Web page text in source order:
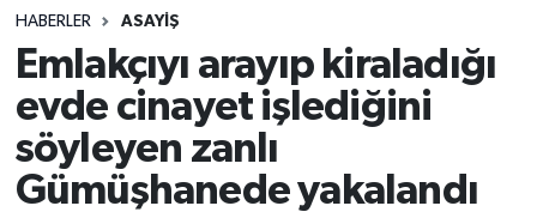
HABERLER ASAYİŞ
Emlakçıyı arayıp kiraladığı
evde cinayet işlediğini
söyleyen zanlı
Gümüşhanede yakalandı
Son Dakika Haberleri
Haber Arşivi